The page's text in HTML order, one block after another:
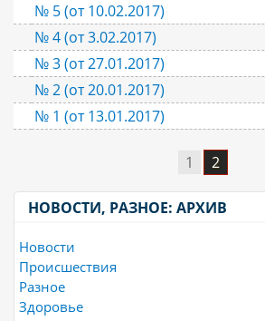
№ 5 (от 10.02.2017)
№ 4 (от 3.02.2017)
№ 3 (от 27.01.2017)
№ 2 (от 20.01.2017)
№ 1 (от 13.01.2017)
1 2
НОВОСТИ, РАЗНОЕ: АРХИВ
Новости
Происшествия
Разное
Здоровье